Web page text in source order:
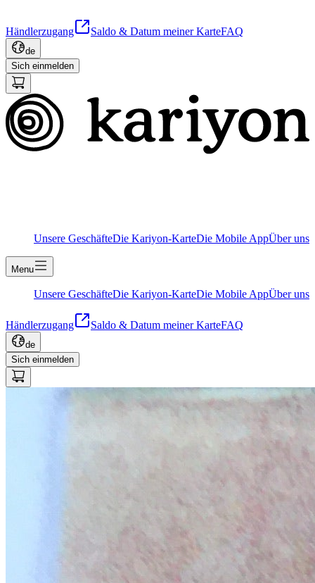
Händlerzugang Saldo & Datum meiner KarteFAQ
de
Sich einmelden
Unsere GeschäfteDie Kariyon-KarteDie Mobile AppÜber uns
Menu
Unsere GeschäfteDie Kariyon-KarteDie Mobile AppÜber uns
Händlerzugang Saldo & Datum meiner KarteFAQ
de
Sich einmelden